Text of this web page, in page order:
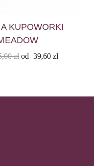
KUPOWORKI
zł od 39,60zł